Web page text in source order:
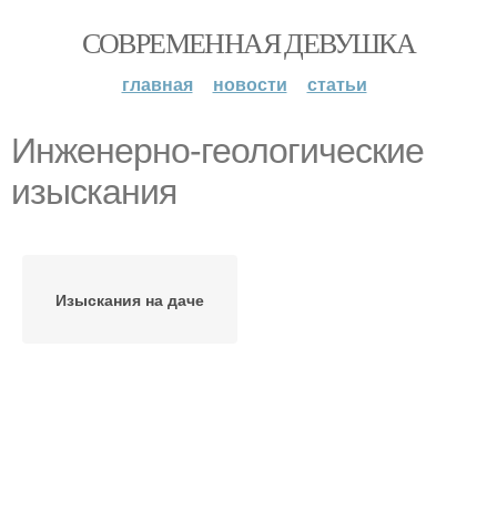
СОВРЕМЕННАЯ ДЕВУШКА
главная новости статьи
Инженерно-геологические
изыскания
Изыскания на даче